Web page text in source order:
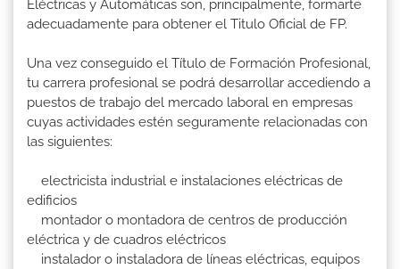
Eléctricas y Automáticas son, principalmente, formarte
adecuadamente para obtener el Titulo Oficial de FP.
Una vez conseguido el Título de Formación Profesional,
tu carrera profesional se podrá desarrollar accediendo a
puestos de trabajo del mercado laboral en empresas
cuyas actividades estén seguramente relacionadas con
las siguientes:
electricista industrial e instalaciones eléctricas de
edificios
montador o montadora de centros de producción
eléctrica y de cuadros eléctricos
instalador o instaladora de líneas eléctricas, equipos